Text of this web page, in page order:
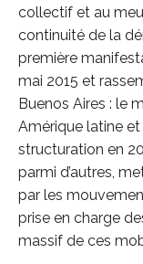
collectif et au
continuité de la
première
mai 2015 et
Buenos Aires : le
Amérique latine
structuration en
parmi d’autres,
par les
prise en charge
massif de ces